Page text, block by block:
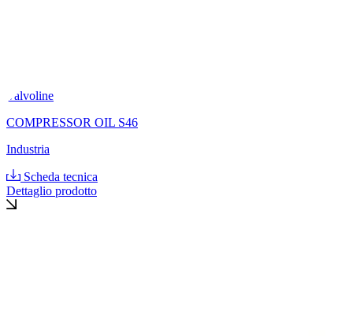
Valvoline
COMPRESSOR OIL S46
Industria
Scheda tecnica
Dettaglio prodotto